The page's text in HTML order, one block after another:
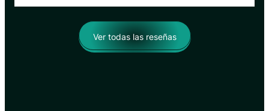
Ver todas las reseñas